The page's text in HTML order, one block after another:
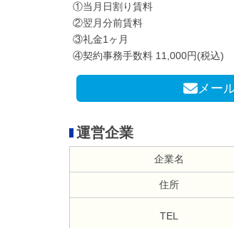
①当月日割り賃料
②翌月分前賃料
③礼金1ヶ月
④契約事務手数料 11,000円(税込)
メー
運営企業
企業名
住所
TEL